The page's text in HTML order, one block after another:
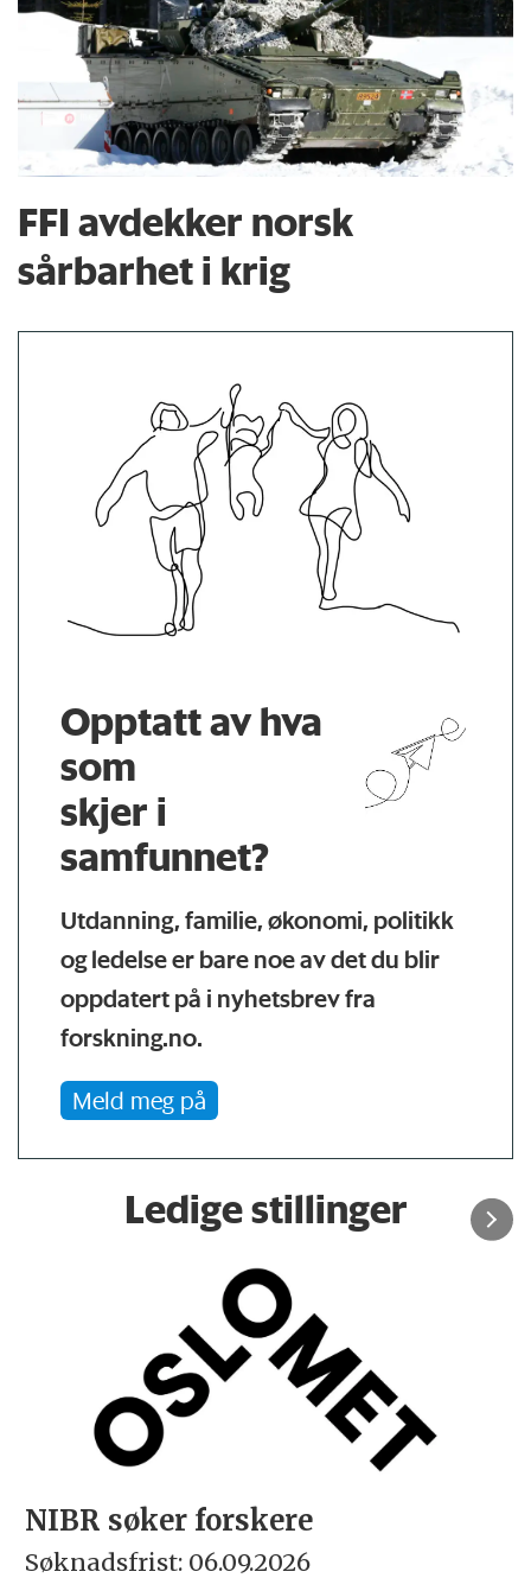
FFI avdekker norsk
sårbarhet i krig
Opptatt av hva
som
skjer i
samfunnet?
Utdanning, familie, økonomi, politikk
og ledelse er bare noe av det du blir
oppdatert på i nyhetsbrev fra
forskning.no.
Meld meg på
Ledige stillinger
NIBR søker forskere
Søknadsfrist: 06.09.2026